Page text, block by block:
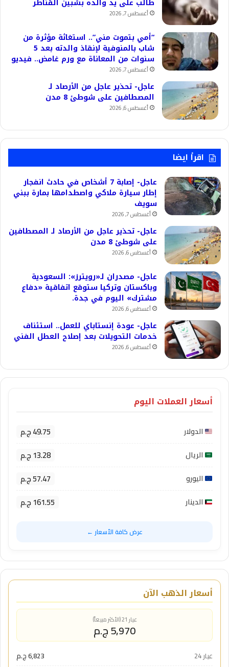
طالب على يد والده بشبين القناطر
أغسطس 7, 2026
“أمي بتموت مني”.. استغاثة مؤثرة من
شاب بالمنوفية لإنقاذ والدته بعد 5
سنوات من المعاناة مع ورم غامض.. فيديو
أغسطس 7, 2026
عاجل- تحذير عاجل من الأرصاد لـ
المصطافين على شوطئ 8 مدن
أغسطس 6, 2026
اقرأ ايضا
عاجل- إصابة 7 أشخاص في حادث انفجار
إطار سيارة ملاكي واصطدامها بمارة ببني
سويف
أغسطس 7, 2026
عاجل- تحذير عاجل من الأرصاد لـ المصطافين
على شوطئ 8 مدن
أغسطس 6, 2026
عاجل- مصدران لـ«رويترز»: السعودية
وباكستان وتركيا ستوقع اتفاقية «دفاع
مشترك» اليوم في جدة.
أغسطس 6, 2026
عاجل- عودة إنستاباي للعمل.. استئناف
خدمات التحويلات بعد إصلاح العطل الفني
أغسطس 6, 2026
أسعار العملات اليوم
الدولار 49.75 ج.م
الريال 13.28 ج.م
اليورو 57.47 ج.م
الدينار 161.55 ج.م
عرض كافة الأسعار ←
أسعار الذهب الآن
عيار 21 (الأكثر مبيعاً)
5,970 ج.م
عيار 24
6,823 ج.م